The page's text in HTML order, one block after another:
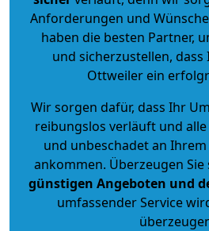
Anforderungen und
haben die besten Partner,
und sicherzustellen,
Ottweiler ein
Wir sorgen dafür, dass Ihr
reibungslos verläuft und
und unbeschadet an
ankommen. Überzeugen Sie
günstigen Angeboten und
umfassender Service